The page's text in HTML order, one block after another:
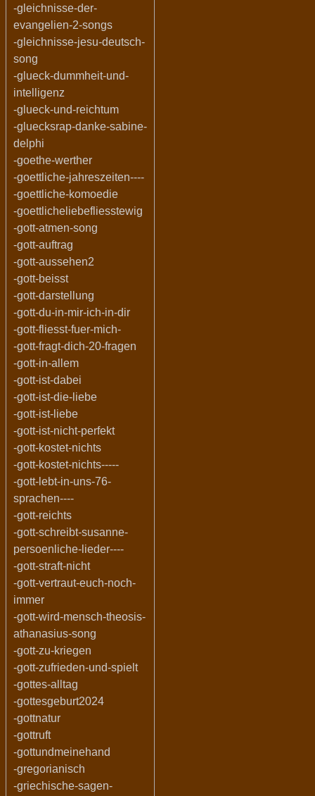
-gleichnisse-der-
evangelien-2-songs
-gleichnisse-jesu-deutsch-
song
-glueck-dummheit-und-
intelligenz
-glueck-und-reichtum
-gluecksrap-danke-sabine-
delphi
-goethe-werther
-goettliche-jahreszeiten----
-goettliche-komoedie
-goettlicheliebefliesstewig
-gott-atmen-song
-gott-auftrag
-gott-aussehen2
-gott-beisst
-gott-darstellung
-gott-du-in-mir-ich-in-dir
-gott-fliesst-fuer-mich-
-gott-fragt-dich-20-fragen
-gott-in-allem
-gott-ist-dabei
-gott-ist-die-liebe
-gott-ist-liebe
-gott-ist-nicht-perfekt
-gott-kostet-nichts
-gott-kostet-nichts-----
-gott-lebt-in-uns-76-
sprachen----
-gott-reichts
-gott-schreibt-susanne-
persoenliche-lieder----
-gott-straft-nicht
-gott-vertraut-euch-noch-
immer
-gott-wird-mensch-theosis-
athanasius-song
-gott-zu-kriegen
-gott-zufrieden-und-spielt
-gottes-alltag
-gottesgeburt2024
-gottnatur
-gottruft
-gottundmeinehand
-gregorianisch
-griechische-sagen-